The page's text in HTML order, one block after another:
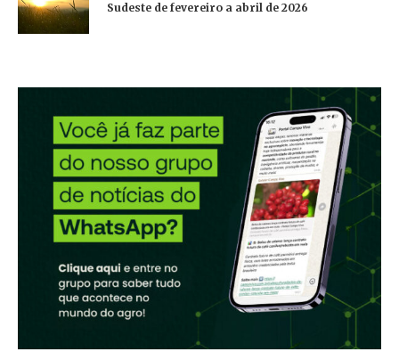
Sudeste de fevereiro a abril de 2026